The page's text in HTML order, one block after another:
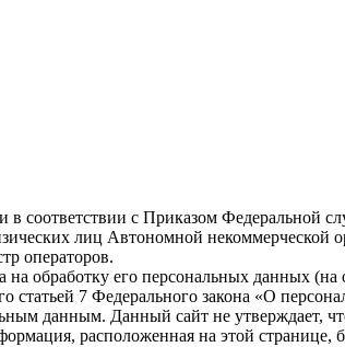
соответствии с Приказом Федеральной
лиц Автономной некоммерческой
операторов.
на обработку его персональных данных (на
статьей 7 Федерального закона «О
данным. Данный сайт не утверждает,
расположенная на этой странице,